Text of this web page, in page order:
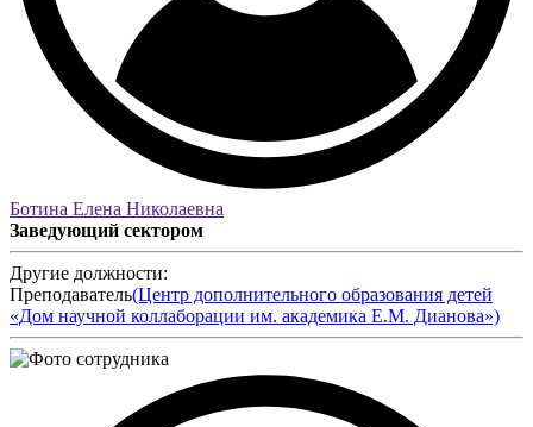
Ботина Елена Николаевна
Заведующий сектором
Другие должности:
Преподаватель(Центр дополнительного образования детей
«Дом научной коллаборации им. академика Е.М. Дианова»)